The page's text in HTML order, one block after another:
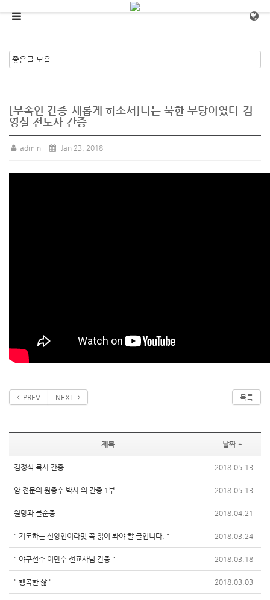
메뉴 건너뛰기
[무속인 간증-새롭게 하소서]나는 북한 무당이였다-김
영실 전도사 간증
admin Jan 23, 2018
.
PREV NEXT 목록
제목 날짜
김정식 목사 간증 2018.05.13
암 전문의 원종수 박사 의 간증 1부 2018.05.13
원망과 불순종 2018.04.21
" 기도하는 신앙인이라몃 꼭 읽어 봐야 할 글입니다. " 2018.03.24
" 야구선수 이만수 선교사님 간증 " 2018.03.18
" 행복한 삶 " 2018.03.03